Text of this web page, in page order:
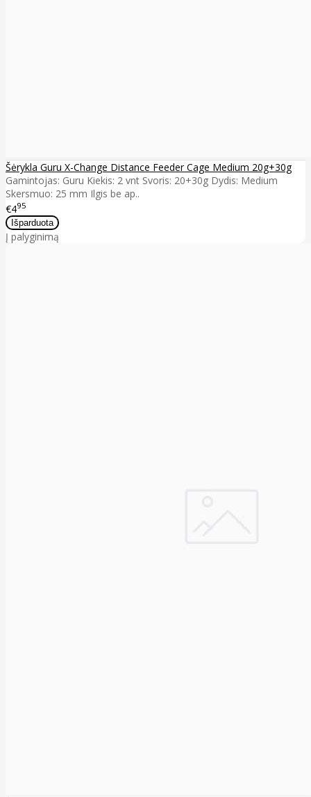
Šėrykla Guru X-Change Distance Feeder Cage Medium 20g+30g
Gamintojas: Guru Kiekis: 2 vnt Svoris: 20+30g Dydis: Medium
Skersmuo: 25 mm Ilgis be ap..
€495
Į palyginimą